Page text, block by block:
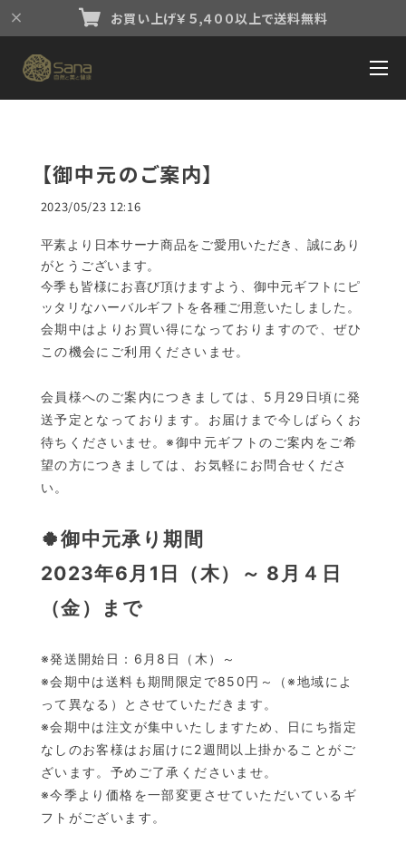
お買い上げ￥５,４００以上で送料無料
【御中元のご案内】
2023/05/23 12:16
平素より日本サーナ商品をご愛用いただき、 誠にあり
がとうございます。
今季も皆様にお喜び頂けますよう、御中元ギフトに ピ
ッタリなハーバルギフトを各種ご用意いたしました。
会期中はよりお買い得になっておりますので、ぜひ
この機会にご利用くださいませ。
会員様へのご案内につきましては、5月29日頃に発
送予定となっております。お届けまで今しばらくお
待ちくださいませ。※御中元ギフトのご案内をご希
望の方につきましては、 お気軽にお問合せくださ
い。
🍀御中元承り期間
2023年6月1日（木）～ 8月４日
（金）まで
※発送開始日：6月8日（木）～
※会期中は送料も期間限定で850円～（※地域によ
って異なる）とさせていただきます。
※会期中は注文が集中いたしますため、日にち指定
なしのお客様はお届けに2週間以上掛かることがご
ざいます。予めご了承くださいませ。
※今季より価格を一部変更させていただいているギ
フトがございます。